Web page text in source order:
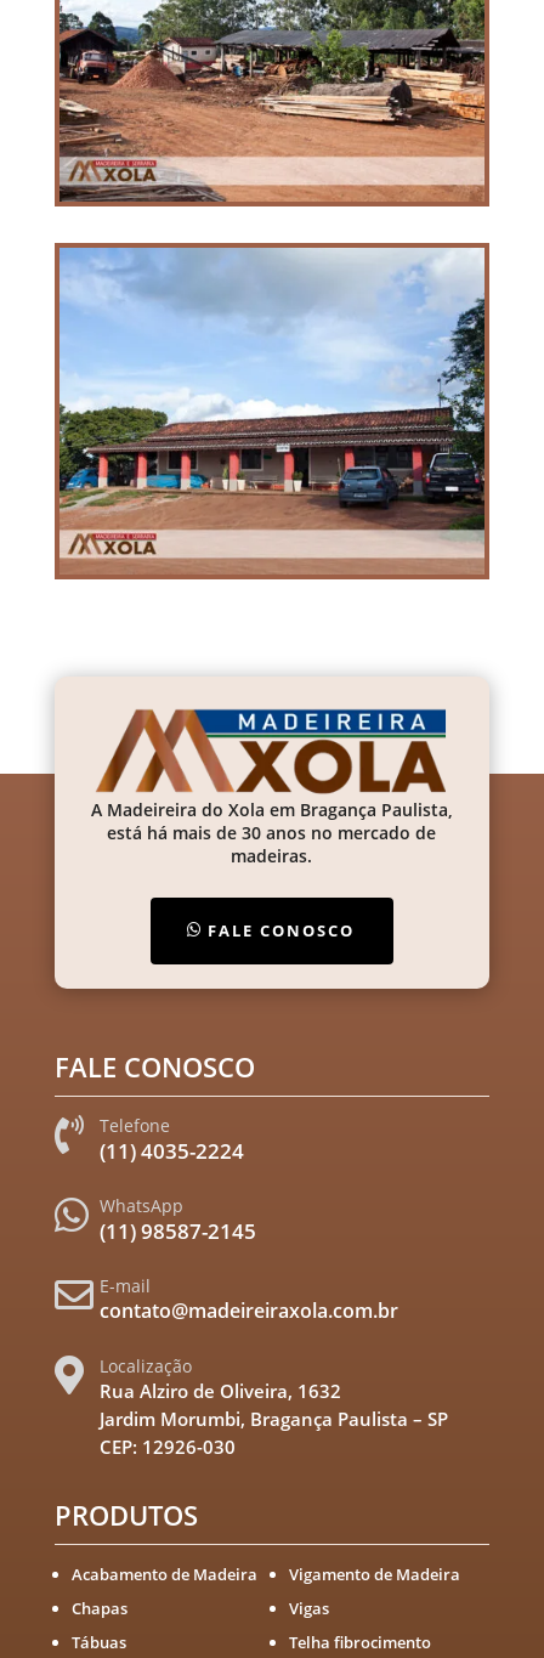
A Madeireira do Xola em Bragança Paulista,
está há mais de 30 anos no mercado de
madeiras.
FALE CONOSCO
FALE CONOSCO
 Telefone
(11) 4035-2224
 WhatsApp
(11) 98587-2145
 E-mail
contato@madeireiraxola.com.br
 Localização
Rua Alziro de Oliveira, 1632
Jardim Morumbi, Bragança Paulista – SP
CEP: 12926-030
PRODUTOS
Acabamento de Madeira
Chapas
Tábuas
Vigamento de Madeira
Vigas
Telha fibrocimento